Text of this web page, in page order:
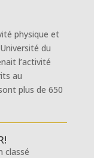
physique et
du
l’activité
au
plus de 650
classé